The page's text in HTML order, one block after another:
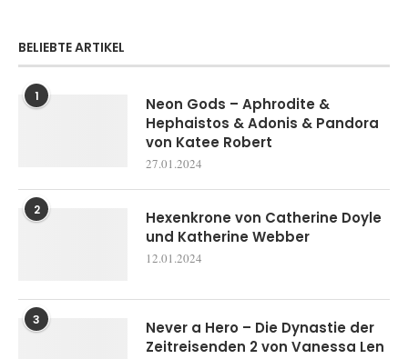
BELIEBTE ARTIKEL
1
Neon Gods – Aphrodite &
Hephaistos & Adonis & Pandora
von Katee Robert
27.01.2024
2
Hexenkrone von Catherine Doyle
und Katherine Webber
12.01.2024
3
Never a Hero – Die Dynastie der
Zeitreisenden 2 von Vanessa Len